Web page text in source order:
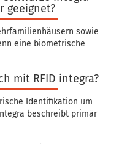
geeignet?
sowie
eine biometrische
mit RFID integra?
Identifikation um
beschreibt primär